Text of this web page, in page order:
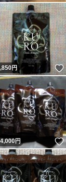
ね！
円
いね！
円